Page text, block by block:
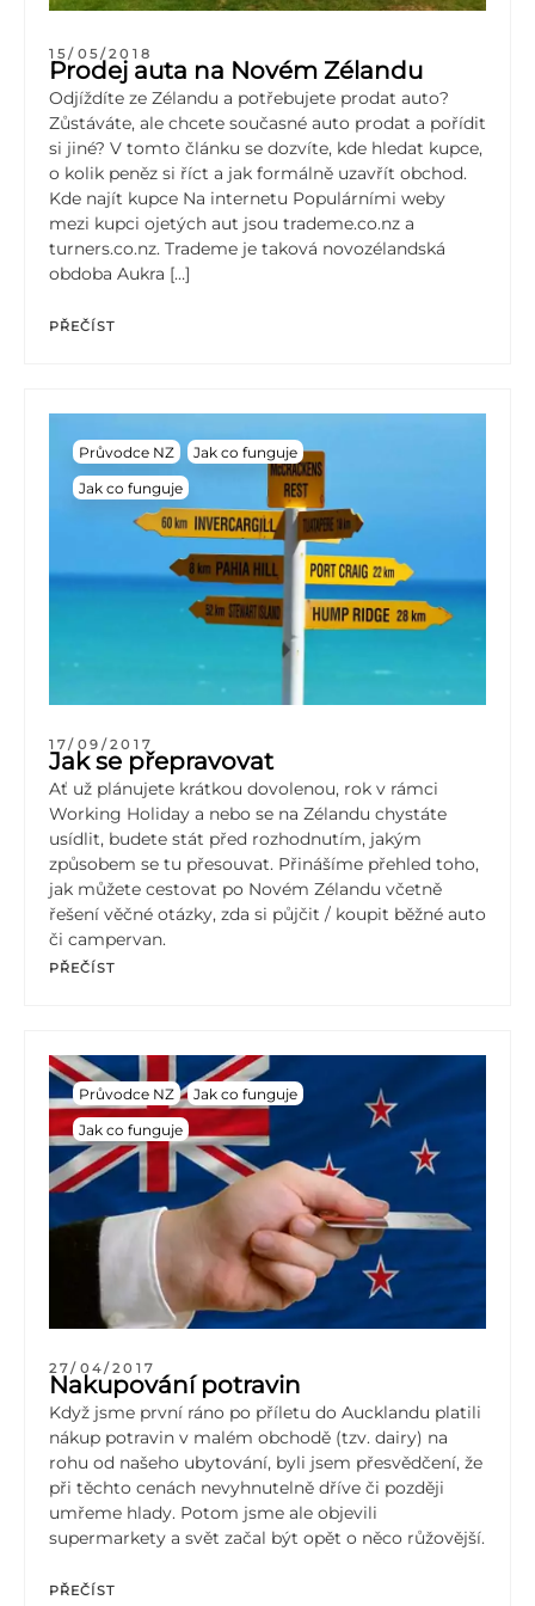
15/05/2018
Prodej auta na Novém Zélandu
Odjíždíte ze Zélandu a potřebujete prodat auto?
Zůstáváte, ale chcete současné auto prodat a pořídit
si jiné? V tomto článku se dozvíte, kde hledat kupce,
o kolik peněz si říct a jak formálně uzavřít obchod.
Kde najít kupce Na internetu Populárními weby
mezi kupci ojetých aut jsou trademe.co.nz a
turners.co.nz. Trademe je taková novozélandská
obdoba Aukra […]
PŘEČÍST
Průvodce NZ
Jak co funguje
Jak co funguje
17/09/2017
Jak se přepravovat
Ať už plánujete krátkou dovolenou, rok v rámci
Working Holiday a nebo se na Zélandu chystáte
usídlit, budete stát před rozhodnutím, jakým
způsobem se tu přesouvat. Přinášíme přehled toho,
jak můžete cestovat po Novém Zélandu včetně
řešení věčné otázky, zda si půjčit / koupit běžné auto
či campervan.
PŘEČÍST
Průvodce NZ
Jak co funguje
Jak co funguje
27/04/2017
Nakupování potravin
Když jsme první ráno po příletu do Aucklandu platili
nákup potravin v malém obchodě (tzv. dairy) na
rohu od našeho ubytování, byli jsem přesvědčení, že
při těchto cenách nevyhnutelně dříve či později
umřeme hlady. Potom jsme ale objevili
supermarkety a svět začal být opět o něco růžovější.
PŘEČÍST